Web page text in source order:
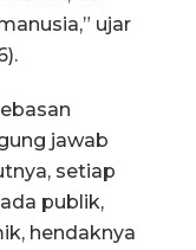
ujar
jawab
setiap
publik,
hendaknya